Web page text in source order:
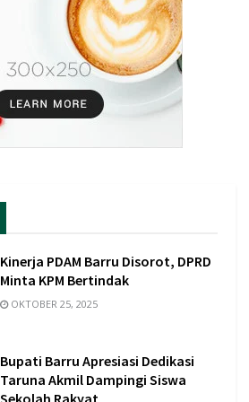
Kinerja PDAM Barru Disorot, DPRD
Minta KPM Bertindak
OKTOBER 25, 2025
Bupati Barru Apresiasi Dedikasi
Taruna Akmil Dampingi Siswa
Sekolah Rakyat